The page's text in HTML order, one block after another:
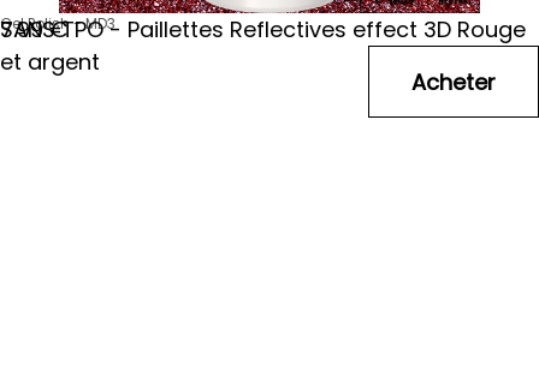
Gel Polish - MD3
SANS TPO - Paillettes Reflectives effect 3D Rouge
et argent
7.99 €